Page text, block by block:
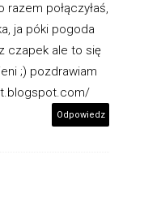
połączyłaś,
ja póki pogoda
czapek ale to się
;) pozdrawiam
Odpowiedz